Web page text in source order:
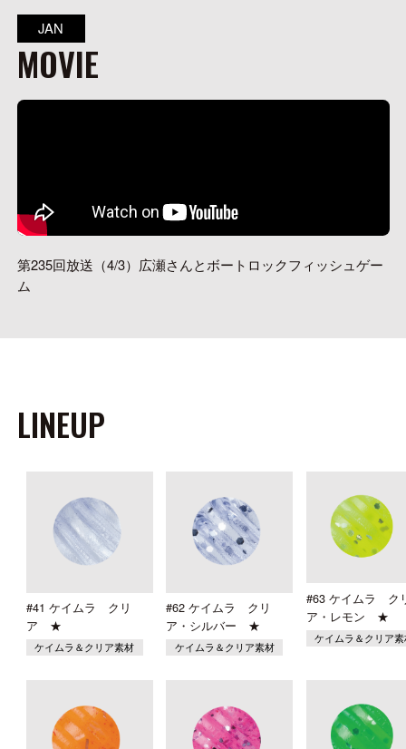
JAN
MOVIE
第235回放送（4/3）広瀬さんとボートロックフィッシュゲー
ム
LINEUP
#41 ケイムラ クリ
ア ★
ケイムラ＆クリア素材
#62 ケイムラ クリ
ア・シルバー ★
ケイムラ＆クリア素材
#63 ケイムラ ク
ア・レモン ★
ケイムラ＆クリア